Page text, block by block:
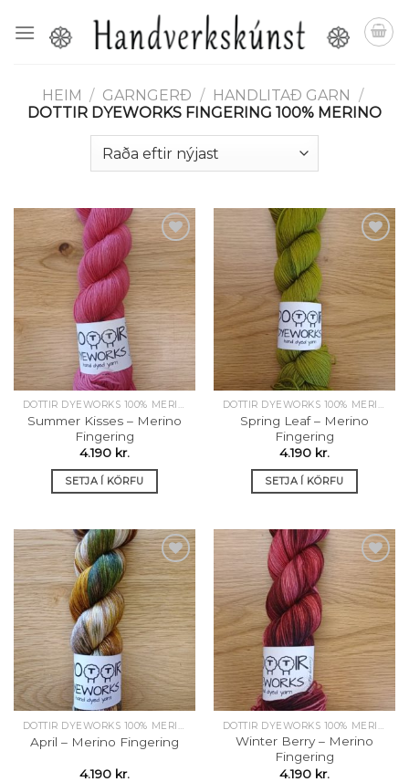
HEIM / GARNGERÐ / HANDLITAÐ GARN /
DOTTIR DYEWORKS FINGERING 100% MERINO
Setja á
óskalista
DOTTIR DYEWORKS 100% MERINO
Summer Kisses – Merino
Fingering
4.190 kr.
SETJA Í KÖRFU
Setja á
óskalista
DOTTIR DYEWORKS 100% MERINO
Spring Leaf – Merino
Fingering
4.190 kr.
SETJA Í KÖRFU
Setja á
óskalista
DOTTIR DYEWORKS 100% MERINO
April – Merino Fingering
4.190 kr.
Setja á
óskalista
DOTTIR DYEWORKS 100% MERINO
Winter Berry – Merino
Fingering
4.190 kr.